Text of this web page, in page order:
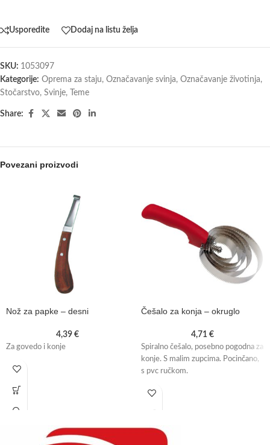
Usporedite Dodaj na listu želja
SKU: 1053097
Kategorije: Oprema za staju, Označavanje svinja, Označavanje životinja,
Stočarstvo, Svinje, Teme
Share:
Povezani proizvodi
Nož za papke – desni
4,39 €
Za govedo i konje
Češalo za konja – okruglo
4,71 €
Spiralno češalo, posebno pogodna za
konje. S malim zupcima. Pocinčano,
s pvc ručkom.